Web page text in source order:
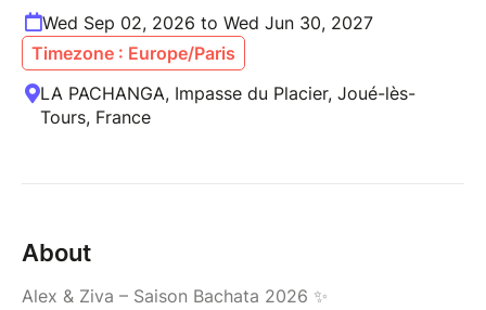
Wed Sep 02, 2026 to Wed Jun 30, 2027
Timezone : Europe/Paris
LA PACHANGA, Impasse du Placier, Joué-lès-
Tours, France
About
Alex & Ziva – Saison Bachata 2026 ✨